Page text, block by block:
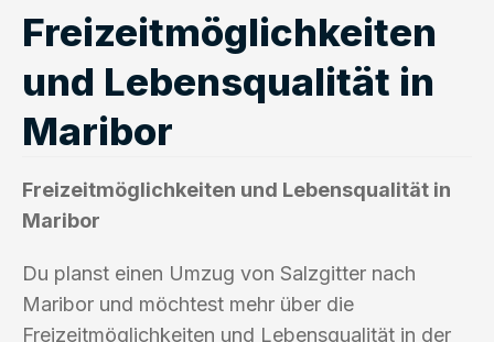
Freizeitmöglichkeiten
und Lebensqualität in
Maribor
Freizeitmöglichkeiten und Lebensqualität in
Maribor
Du planst einen Umzug von Salzgitter nach
Maribor und möchtest mehr über die
Freizeitmöglichkeiten und Lebensqualität in der